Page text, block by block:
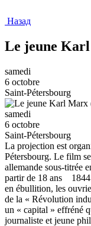
Назад
Le jeune
samedi
6 octobre
Saint-Pétersbourg
samedi
6 octobre
Saint-Pétersbourg
La projection est
Pétersbourg. Le film
allemande sous-titrée
partir de 18 ans
en ébullition, les
de la « Révolution
un « capital » effréné
journaliste et jeune